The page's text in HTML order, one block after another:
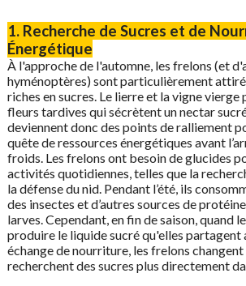
1. Recherche de Sucres et de
Énergétique
À l'approche de l'automne, les frelons (et
hyménoptères) sont particulièrement
riches en sucres. Le lierre et la vigne vierge
fleurs tardives qui sécrètent un nectar
deviennent donc des points de ralliement
quête de ressources énergétiques avant
froids. Les frelons ont besoin de glucides
activités quotidiennes, telles que la
la défense du nid. Pendant l’été, ils
des insectes et d’autres sources de
larves. Cependant, en fin de saison, quand
produire le liquide sucré qu'elles partagent
échange de nourriture, les frelons
recherchent des sucres plus directement